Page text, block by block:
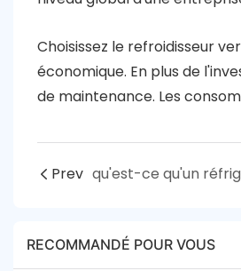
Choisissez le refroidisseur
économique. En plus de
de maintenance. Les
Prev qu'est-ce qu'un
RECOMMANDÉ POUR VOUS